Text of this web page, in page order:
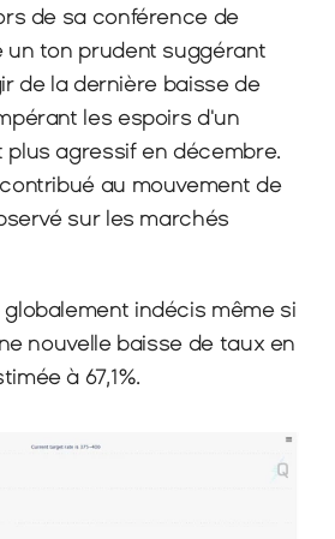
de sa conférence de
un ton prudent suggérant
de la dernière baisse de
les espoirs d'un
plus agressif en décembre.
Cette posture a contribué au mouvement de
sur les marchés
indécis même si
nouvelle baisse de taux en
à 67,1%.